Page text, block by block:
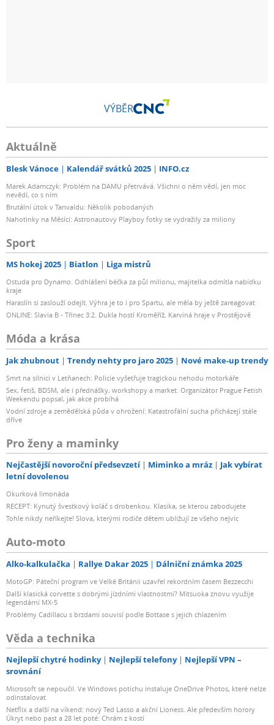
VÝBĚR
Aktuálně
Blesk Vánoce Kalendář svátků 2025 INFO.cz
Marek Adamczyk: Problém na DAMU přetrvává. Všichni o něm vědí, jen moc
nevědí, co s ním
Brutální útok v Tanvaldu: Několik pobodaných
Nahotinky na Měsíci: Astronautovy Playboy fotky se vydražily za miliony
Sport
MS hokej 2025 Biatlon Liga mistrů
Ostuda pro Dynamo. Odhlášení béčka za půl milionu, majitelka odmítla nabídku
kraje
Haraslín si zaslouží odejít. Výhra je to i pro Spartu, ale měla by ještě zareagovat
ONLINE: Slavia B - Třinec 3:2. Dukla hostí Kroměříž, Karviná hraje v Prostějově
Móda a krása
Jak zhubnout Trendy nehty pro jaro 2025 Nové make-up trendy
Smrt na silnici v Letňanech: Policie vyšetřuje tragickou nehodu motorkáře
Sex, fetiš, BDSM, ale i přednášky, workshopy a market. Organizátor Prague Fetish
Weekendu popsal, jak akce probíhá
Vodní zdroje a zemědělská půda v ohrožení: Katastrofální sucha přicházejí stále
dříve
Pro ženy a maminky
Nejčastější novoroční předsevzetí Miminko a mráz
Jak vybírat
letní dovolenou
Okurková limonáda
RECEPT: Kynutý švestkový koláč s drobenkou. Klasika, se kterou zabodujete
Tohle nikdy neříkejte! Slova, kterými rodiče dětem ubližují ze všeho nejvíc
Auto-moto
Alko-kalkulačka Rallye Dakar 2025 Dálniční známka 2025
MotoGP: Páteční program ve Velké Británii uzavřel rekordním časem Bezzecchi
Další klasická corvette s dobrými jízdními vlastnostmi? Mitsuoka znovu využije
legendární MX-5
Problémy Cadillacu s brzdami souvisí podle Bottase s jejich chlazením
Věda a technika
Nejlepší chytré hodinky Nejlepší telefony
Nejlepší VPN –
srovnání
Microsoft se nepoučil. Ve Windows potichu instaluje OneDrive Photos, které nelze
odinstalovat
Netflix a další na víkend: nový Ted Lasso a akční Lioness. Ale především horory
Úkryt nebo past a 28 let poté: Chrám z kostí